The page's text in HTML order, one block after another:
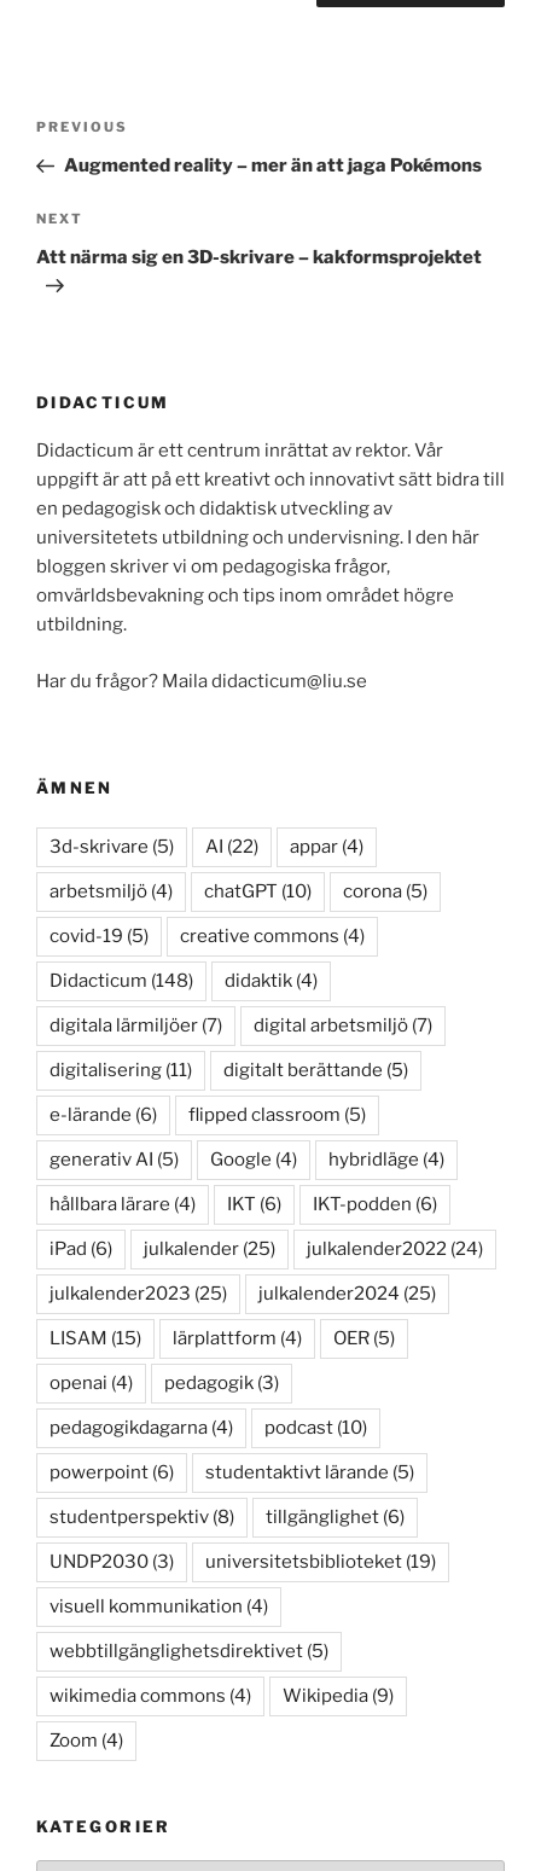
Previous
Post
PREVIOUS
Augmented reality – mer än att jaga Pokémons
Next
Post
NEXT
Att närma sig en 3D-skrivare – kakformsprojektet
DIDACTICUM
Didacticum är ett centrum inrättat av rektor. Vår
uppgift är att på ett kreativt och innovativt sätt bidra till
en pedagogisk och didaktisk utveckling av
universitetets utbildning och undervisning. I den här
bloggen skriver vi om pedagogiska frågor,
omvärldsbevakning och tips inom området högre
utbildning.
Har du frågor? Maila didacticum@liu.se
ÄMNEN
3d-skrivare (5) AI (22) appar (4)
arbetsmiljö (4) chatGPT (10) corona (5)
covid-19 (5) creative commons (4)
Didacticum (148) didaktik (4)
digitala lärmiljöer (7) digital arbetsmiljö (7)
digitalisering (11) digitalt berättande (5)
e-lärande (6) flipped classroom (5)
generativ AI (5) Google (4) hybridläge (4)
hållbara lärare (4) IKT (6) IKT-podden (6)
iPad (6) julkalender (25) julkalender2022 (24)
julkalender2023 (25) julkalender2024 (25)
LISAM (15) lärplattform (4) OER (5)
openai (4) pedagogik (3)
pedagogikdagarna (4) podcast (10)
powerpoint (6) studentaktivt lärande (5)
studentperspektiv (8) tillgänglighet (6)
UNDP2030 (3) universitetsbiblioteket (19)
visuell kommunikation (4)
webbtillgänglighetsdirektivet (5)
wikimedia commons (4) Wikipedia (9)
Zoom (4)
KATEGORIER